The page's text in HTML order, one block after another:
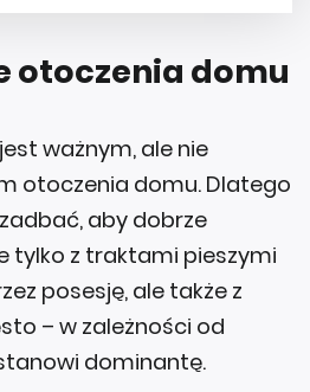
otoczenia domu
ważnym, ale nie
otoczenia domu. Dlatego
aby dobrze
tylko z traktami pieszymi
posesję, ale także z
– w zależności od
dominantę.